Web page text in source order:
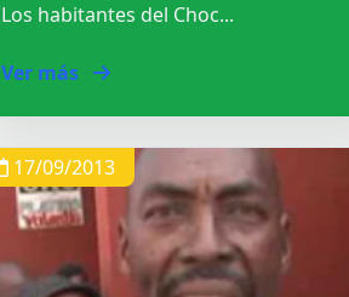
Los habitantes del Choc...
Ver más
17/09/2013